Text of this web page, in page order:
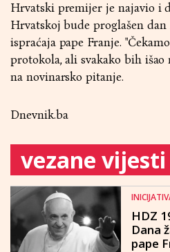
Hrvatski premijer je najavio i
Hrvatskoj bude proglašen
ispraćaja pape Franje.
protokola, ali svakako bih išao
na novinarsko pitanje.
Dnevnik.ba
vezane vijesti
HDZ
Dana
pape